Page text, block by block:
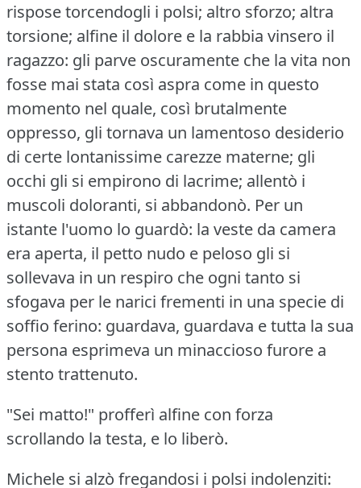
rispose torcendogli i polsi; altro sforzo; altra
torsione; alfine il dolore e la rabbia vinsero il
ragazzo: gli parve oscuramente che la vita non
fosse mai stata così aspra come in questo
momento nel quale, così brutalmente
oppresso, gli tornava un lamentoso desiderio
di certe lontanissime carezze materne; gli
occhi gli si empirono di lacrime; allentò i
muscoli doloranti, si abbandonò. Per un
istante l'uomo lo guardò: la veste da camera
era aperta, il petto nudo e peloso gli si
sollevava in un respiro che ogni tanto si
sfogava per le narici frementi in una specie di
soffio ferino: guardava, guardava e tutta la sua
persona esprimeva un minaccioso furore a
stento trattenuto.
"Sei matto!" profferì alfine con forza
scrollando la testa, e lo liberò.
Michele si alzò fregandosi i polsi indolenziti: